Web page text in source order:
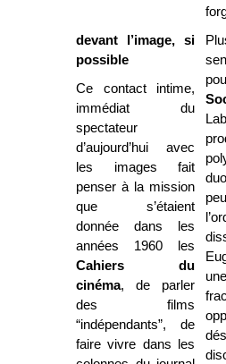
devant l’image, si
possible
Ce contact intime,
immédiat du
spectateur
d’aujourd’hui avec
les images fait
penser à la mission
que s’étaient
donnée dans les
années 1960 les
Cahiers du
cinéma, de parler
des films
“indépendants”, de
faire vivre dans les